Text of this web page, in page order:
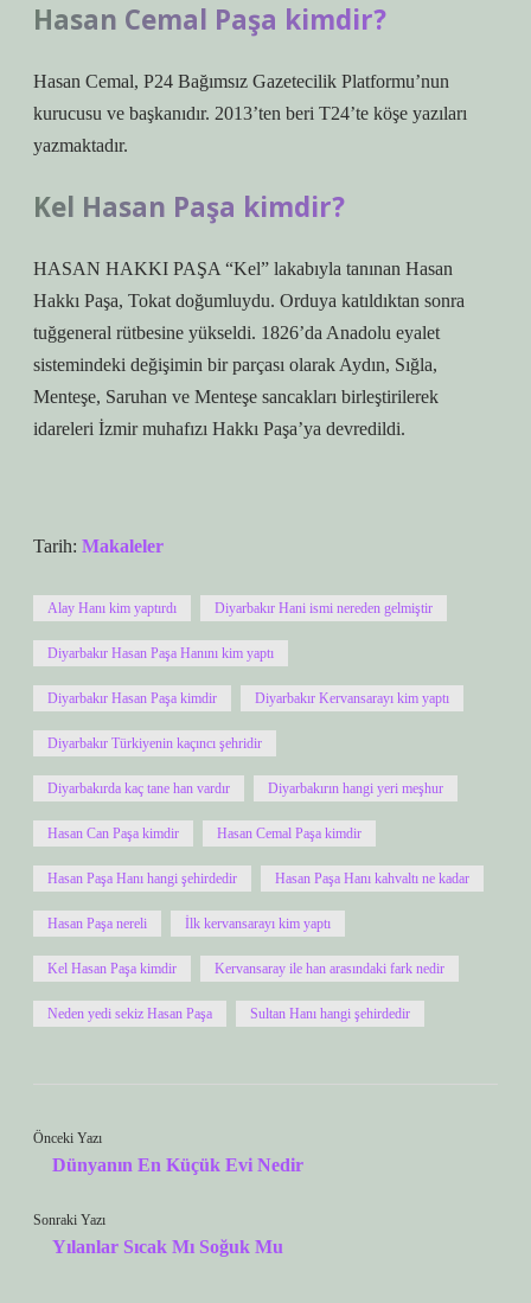
Hasan Cemal Paşa kimdir?
Hasan Cemal, P24 Bağımsız Gazetecilik Platformu’nun
kurucusu ve başkanıdır. 2013’ten beri T24’te köşe yazıları
yazmaktadır.
Kel Hasan Paşa kimdir?
HASAN HAKKI PAŞA “Kel” lakabıyla tanınan Hasan
Hakkı Paşa, Tokat doğumluydu. Orduya katıldıktan sonra
tuğgeneral rütbesine yükseldi. 1826’da Anadolu eyalet
sistemindeki değişimin bir parçası olarak Aydın, Sığla,
Menteşe, Saruhan ve Menteşe sancakları birleştirilerek
idareleri İzmir muhafızı Hakkı Paşa’ya devredildi.
Tarih: Makaleler
Alay Hanı kim yaptırdı Diyarbakır Hani ismi nereden gelmiştir
Diyarbakır Hasan Paşa Hanını kim yaptı
Diyarbakır Hasan Paşa kimdir Diyarbakır Kervansarayı kim yaptı
Diyarbakır Türkiyenin kaçıncı şehridir
Diyarbakırda kaç tane han vardır Diyarbakırın hangi yeri meşhur
Hasan Can Paşa kimdir Hasan Cemal Paşa kimdir
Hasan Paşa Hanı hangi şehirdedir Hasan Paşa Hanı kahvaltı ne kadar
Hasan Paşa nereli İlk kervansarayı kim yaptı
Kel Hasan Paşa kimdir Kervansaray ile han arasındaki fark nedir
Neden yedi sekiz Hasan Paşa Sultan Hanı hangi şehirdedir
Önceki Yazı
Dünyanın En Küçük Evi Nedir
Sonraki Yazı
Yılanlar Sıcak Mı Soğuk Mu